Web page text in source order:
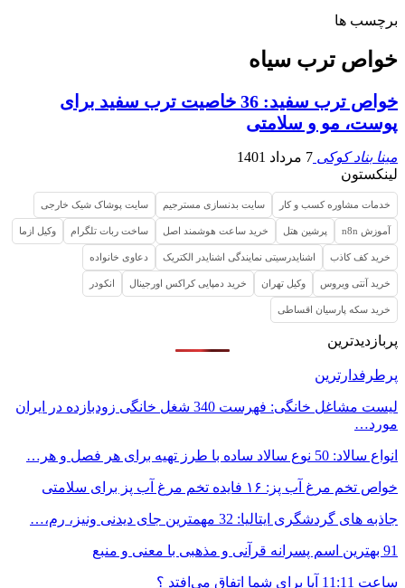
برچسب ها
خواص ترب سیاه
خواص ترب سفید: 36 خاصیت ترب سفید برای
پوست، مو و سلامتی
مینا بناد کوکی 7 مرداد 1401
لینکستون
خدمات مشاوره کسب و کار سایت بدنسازی مسترجیم سایت پوشاک شیک خارجی
آموزش n8n پرشین هتل خرید ساعت هوشمند اصل ساخت ربات تلگرام وکیل ازما
خرید کف کاذب اشنایدرسیتی نمایندگی اشنایدر الکتریک دعاوی خانواده
خرید آنتی ویروس وکیل تهران خرید دمپایی کراکس اورجینال انکودر
خرید سکه پارسیان اقساطی
پربازدیدترین
پرطرفدارترین
لیست مشاغل خانگی: فهرست 340 شغل خانگی زودبازده در ایران
مورد…
انواع سالاد: 50 نوع سالاد ساده با طرز تهیه برای هر فصل و هر…
خواص تخم مرغ آب پز: ۱۶ فایده تخم مرغ آب پز برای سلامتی
جاذبه های گردشگری ایتالیا: 32 مهمترین جای دیدنی ونیز، رم،…
91 بهترین اسم پسرانه قرآنی و مذهبی با معنی و منبع
ساعت 11:11 آیا برای شما اتفاق می‌افتد ؟